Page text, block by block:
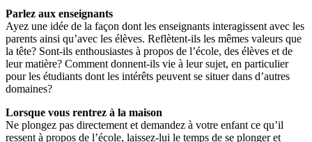
Parlez aux enseignants
Ayez une idée de la façon dont les enseignants interagissent avec les
parents ainsi qu’avec les élèves. Reflètent-ils les mêmes valeurs que
la tête? Sont-ils enthousiastes à propos de l’école, des élèves et de
leur matière? Comment donnent-ils vie à leur sujet, en particulier
pour les étudiants dont les intérêts peuvent se situer dans d’autres
domaines?
Lorsque vous rentrez à la maison
Ne plongez pas directement et demandez à votre enfant ce qu’il
ressent à propos de l’école, laissez-lui le temps de se plonger et